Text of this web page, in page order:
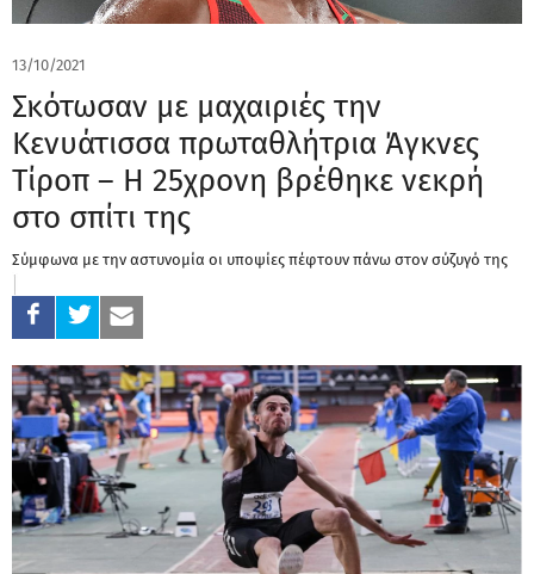
13/10/2021
Σκότωσαν με μαχαιριές την
Κενυάτισσα πρωταθλήτρια Άγκνες
Τίροπ – Η 25χρονη βρέθηκε νεκρή
στο σπίτι της
Σύμφωνα με την αστυνομία οι υποψίες πέφτουν πάνω στον σύζυγό της